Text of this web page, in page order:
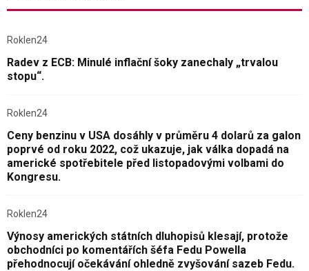
Roklen24
Radev z ECB: Minulé inflační šoky zanechaly „trvalou
stopu“.
Roklen24
Ceny benzinu v USA dosáhly v průměru 4 dolarů za galon
poprvé od roku 2022, což ukazuje, jak válka dopadá na
americké spotřebitele před listopadovými volbami do
Kongresu.
Roklen24
Výnosy amerických státních dluhopisů klesají, protože
obchodníci po komentářích šéfa Fedu Powella
přehodnocují očekávání ohledně zvyšování sazeb Fedu.